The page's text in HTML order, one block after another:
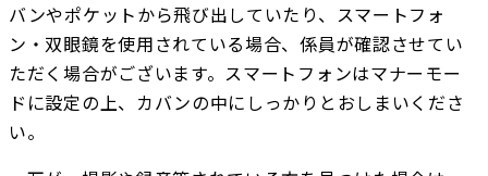
バンやポケットから飛び出していたり、スマートフォ
ン・双眼鏡を使用されている場合、係員が確認させてい
ただく場合がございます。スマートフォンはマナーモー
ドに設定の上、カバンの中にしっかりとおしまいくださ
い。